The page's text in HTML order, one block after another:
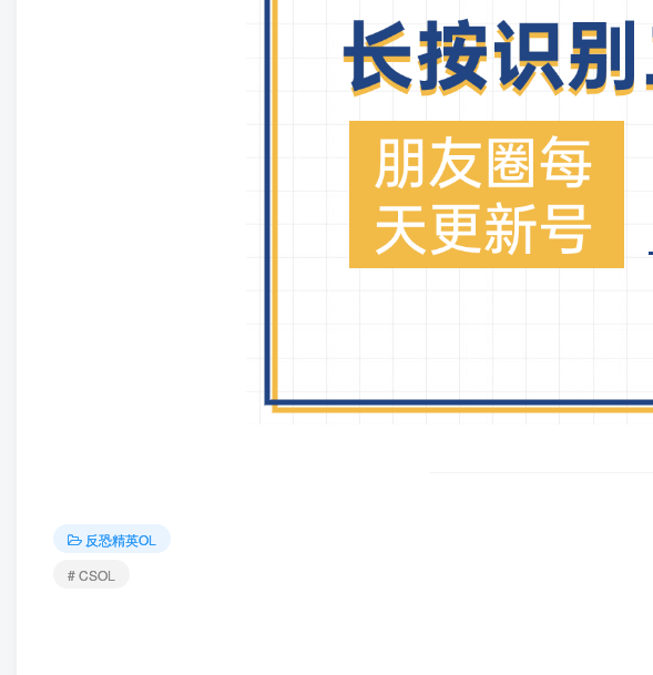
反恐精英OL
# CSOL